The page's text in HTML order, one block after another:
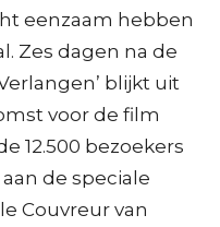
eenzaam hebben
Zes dagen na de
blijkt uit
voor de film
12.500 bezoekers
de speciale
Couvreur van